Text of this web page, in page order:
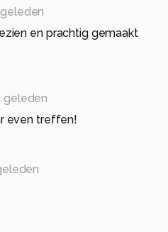
en prachtig gemaakt
geleden
even treffen!